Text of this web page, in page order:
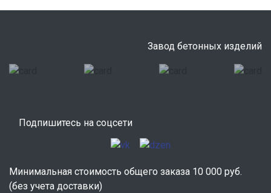
Завод бетонных изделий
Подпишитесь на соцсети
Минимальная стоимость общего заказа 10 000 руб.
(без учета доставки)